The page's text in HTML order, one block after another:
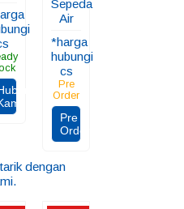
Sepeda
Air
*harga
hubungi
cs
Pre
Order
Pre
Order
dengan